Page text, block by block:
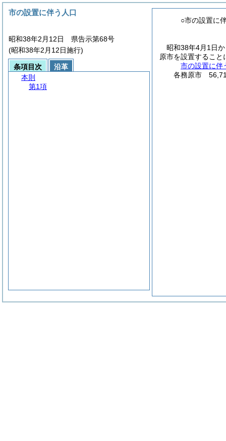
○市の設置に
昭和38年4月1日
原市を設置するこ
市の設置に伴
各務原市
市の設置に伴う人口
昭和38年2月12日 県告示第68号
(昭和38年2月12日施行)
条項目次
沿革
本則
第1項